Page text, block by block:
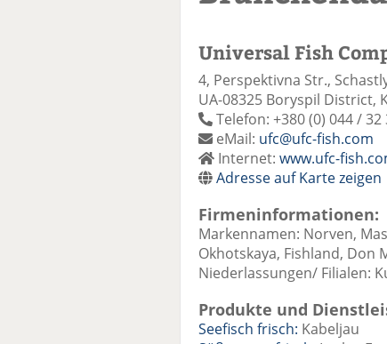
Universal Fish
4, Perspektivna Str.,
UA-08325 Boryspil District,
Telefon: +380 (0) 044 / 32
eMail: ufc@ufc-fish.com
Internet: www.ufc-
Adresse auf Karte zeigen
Firmeninformationen:
Markennamen: Norven,
Okhotskaya, Fishland, Don
Niederlassungen/ Filialen:
Produkte und
Seefisch frisch: Kabeljau